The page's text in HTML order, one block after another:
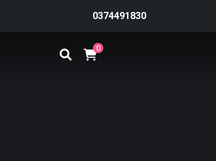
0374491830
0